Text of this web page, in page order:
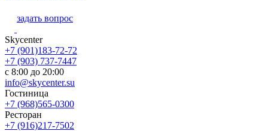
задать вопрос
Skycenter
+7 (901)183-72-72
+7 (903) 737-7447
с 8:00 до 20:00
info@skycenter.su
Гостиница
+7 (968)565-0300
Ресторан
+7 (916)217-7502